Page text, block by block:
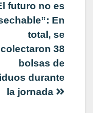
futuro no es
En
total, se
38
bolsas de
durante
la jornada